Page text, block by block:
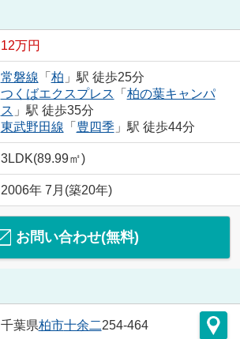
12万円
常磐線 「 柏 」駅 徒歩25分
つくばエクスプレス 「 柏の葉キャンパ
ス 」駅 徒歩35分
東武野田線 「 豊四季」駅 徒歩44分
3LDK(89.99㎡)
2006年 7月(築20年)
お問い合わせ(無料)
千葉県柏市十余二254-464